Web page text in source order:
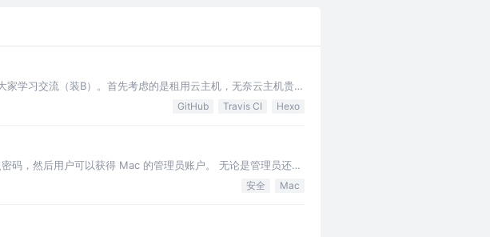
学习交流（装B）。首先考虑的是租用云主机，无奈云主机贵的
定上去，过了一会就无法访问了。一脸懵逼好吗！居然需要备
GitHub Travis CI Hexo
码，然后用户可以获得 Mac 的管理员账户。 无论是管理员还是
用户&群组，点击左下角小锁。就可以在用户名中输入 …
安全 Mac